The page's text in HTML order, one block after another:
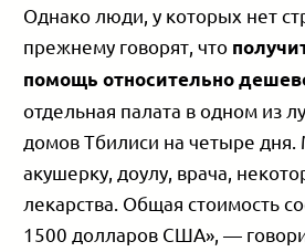
Однако люди, у которых нет
прежнему говорят, что
помощь относительно
отдельная палата в одном из
домов Тбилиси на четыре дня.
акушерку, доулу, врача,
лекарства. Общая стоимость
1500 долларов США», —